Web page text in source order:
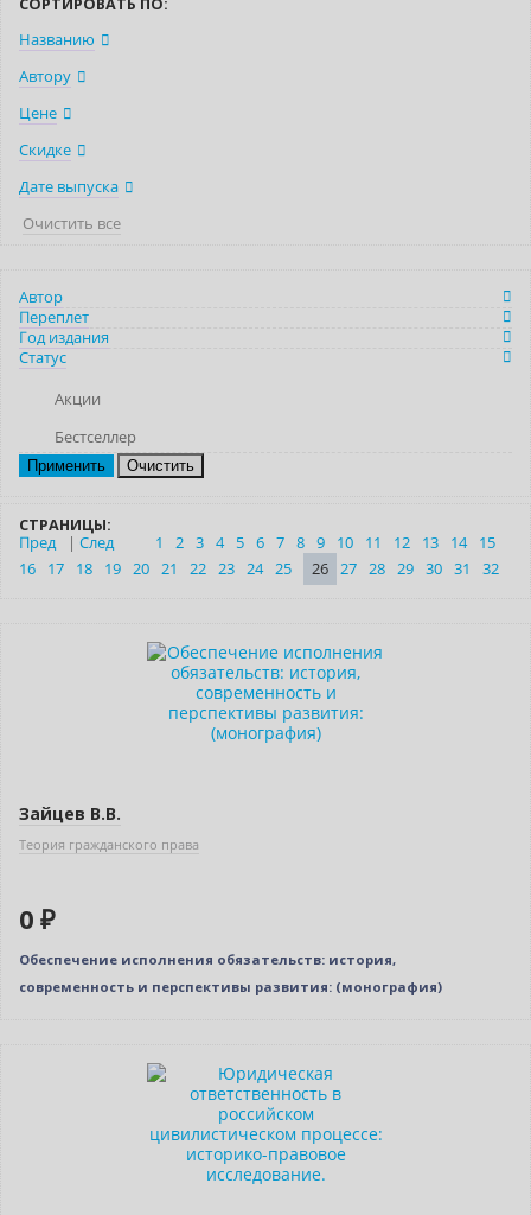
СОРТИРОВАТЬ ПО:
Названию
Автору
Цене
Скидке
Дате выпуска
Очистить все
Автор
Переплет
Год издания
Статус
Акции
Бестселлер
Очистить
СТРАНИЦЫ:
Пред
| След 1 2 3 4 5 6 7 8 9 10 11 12 13 14
15
16
17 18 19 20 21 22 23 24 25 26 27 28 29 30 31 32
Зайцев В.В.
Теория гражданского права
0 ₽
Обеспечение исполнения обязательств: история,
современность и перспективы развития: (монография)